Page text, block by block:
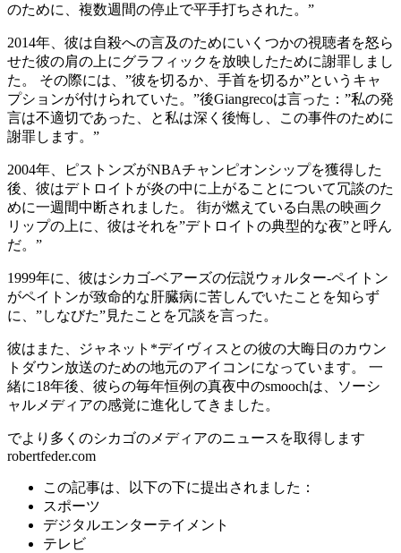
のために、複数週間の停止で平手打ちされた。”
2014年、彼は自殺への言及のためにいくつかの視聴者を怒ら
せた彼の肩の上にグラフィックを放映したために謝罪しまし
た。 その際には、”彼を切るか、手首を切るか”というキャ
プションが付けられていた。”後Giangrecoは言った：”私の発
言は不適切であった、と私は深く後悔し、この事件のために
謝罪します。”
2004年、ピストンズがNBAチャンピオンシップを獲得した
後、彼はデトロイトが炎の中に上がることについて冗談のた
めに一週間中断されました。 街が燃えている白黒の映画ク
リップの上に、彼はそれを”デトロイトの典型的な夜”と呼ん
だ。”
1999年に、彼はシカゴ-ベアーズの伝説ウォルター-ペイトン
がペイトンが致命的な肝臓病に苦しんでいたことを知らず
に、”しなびた”見たことを冗談を言った。
彼はまた、ジャネット*デイヴィスとの彼の大晦日のカウン
トダウン放送のための地元のアイコンになっています。 一
緒に18年後、彼らの毎年恒例の真夜中のsmoochは、ソーシ
ャルメディアの感覚に進化してきました。
でより多くのシカゴのメディアのニュースを取得します
robertfeder.com
この記事は、以下の下に提出されました：
スポーツ
デジタルエンターテイメント
テレビ